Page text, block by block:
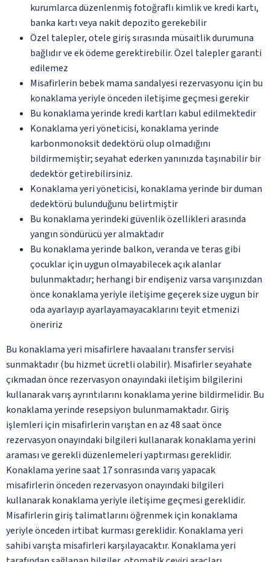
kurumlarca düzenlenmiş fotoğraflı kimlik ve kredi kartı,
banka kartı veya nakit depozito gerekebilir
Özel talepler, otele giriş sırasında müsaitlik durumuna
bağlıdır ve ek ödeme gerektirebilir. Özel talepler garanti
edilemez
Misafirlerin bebek mama sandalyesi rezervasyonu için bu
konaklama yeriyle önceden iletişime geçmesi gerekir
Bu konaklama yerinde kredi kartları kabul edilmektedir
Konaklama yeri yöneticisi, konaklama yerinde
karbonmonoksit dedektörü olup olmadığını
bildirmemiştir; seyahat ederken yanınızda taşınabilir bir
dedektör getirebilirsiniz.
Konaklama yeri yöneticisi, konaklama yerinde bir duman
dedektörü bulunduğunu belirtmiştir
Bu konaklama yerindeki güvenlik özellikleri arasında
yangın söndürücü yer almaktadır
Bu konaklama yerinde balkon, veranda ve teras gibi
çocuklar için uygun olmayabilecek açık alanlar
bulunmaktadır; herhangi bir endişeniz varsa varışınızdan
önce konaklama yeriyle iletişime geçerek size uygun bir
oda ayarlayıp ayarlayamayacaklarını teyit etmenizi
öneririz
Bu konaklama yeri misafirlere havaalanı transfer servisi
sunmaktadır (bu hizmet ücretli olabilir). Misafirler seyahate
çıkmadan önce rezervasyon onayındaki iletişim bilgilerini
kullanarak varış ayrıntılarını konaklama yerine bildirmelidir. Bu
konaklama yerinde resepsiyon bulunmamaktadır. Giriş
işlemleri için misafirlerin varıştan en az 48 saat önce
rezervasyon onayındaki bilgileri kullanarak konaklama yerini
araması ve gerekli düzenlemeleri yaptırması gereklidir.
Konaklama yerine saat 17 sonrasında varış yapacak
misafirlerin önceden rezervasyon onayındaki bilgileri
kullanarak konaklama yeriyle iletişime geçmesi gereklidir.
Misafirlerin giriş talimatlarını öğrenmek için konaklama
yeriyle önceden irtibat kurması gereklidir. Konaklama yeri
sahibi varışta misafirleri karşılayacaktır. Konaklama yeri